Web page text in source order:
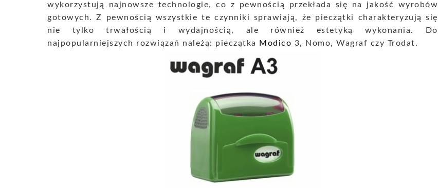
wykorzystują najnowsze technologie, co z pewnością przekłada się na jakość wyrobów
gotowych. Z pewnością wszystkie te czynniki sprawiają, że pieczątki charakteryzują się
nie tylko trwałością i wydajnością, ale również estetyką wykonania. Do
najpopularniejszych rozwiązań należą: pieczątka
Modico 3, Nomo, Wagraf czy Trodat.